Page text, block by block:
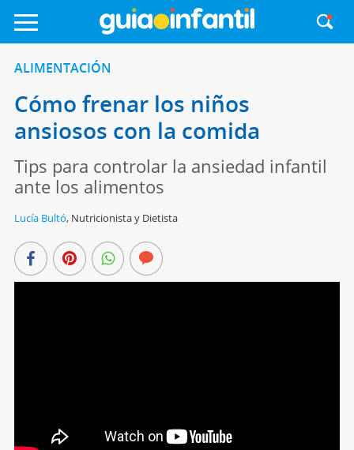
ALIMENTACIÓN
Cómo frenar los niños
ansiosos con la comida
Tips para controlar la ansiedad infantil
ante los alimentos
Lucía Bultó, Nutricionista y Dietista